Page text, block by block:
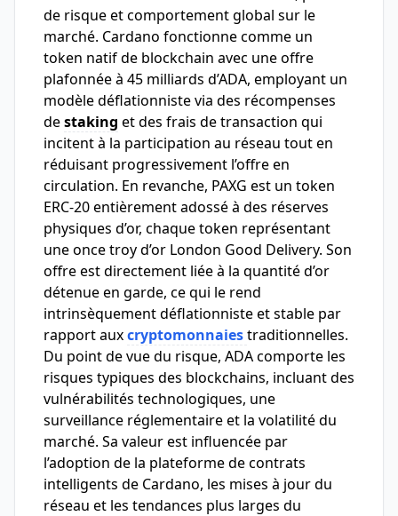
de risque et comportement global sur le
marché. Cardano fonctionne comme un
token natif de blockchain avec une offre
plafonnée à 45 milliards d’ADA, employant un
modèle déflationniste via des récompenses
destaking et des frais de transaction qui
incitent à la participation au réseau tout en
réduisant progressivement l’offre en
circulation. En revanche, PAXG est un token
ERC-20 entièrement adossé à des réserves
physiques d’or, chaque token représentant
une once troy d’or London Good Delivery. Son
offre est directement liée à la quantité d’or
détenue en garde, ce qui le rend
intrinsèquement déflationniste et stable par
rapport auxcryptomonnaiestraditionnelles.
Du point de vue du risque, ADA comporte les
risques typiques des blockchains, incluant des
vulnérabilités technologiques, une
surveillance réglementaire et la volatilité du
marché. Sa valeur est influencée par
l’adoption de la plateforme de contrats
intelligents de Cardano, les mises à jour du
réseau et les tendances plus larges du